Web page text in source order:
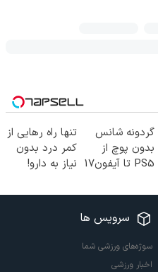
گردونه شانس
بدون پوچ از
PS5 تا آیفون17
تنها راه رهایی از
کمر درد بدون
نیاز به دارو!
سرویس ها
سوژه‌های ورزشی شما
اخبار ورزشی